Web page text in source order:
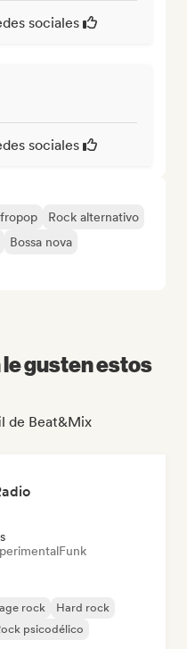
sociales
sociales
Rock alternativo
Bossa nova
gusten estos
de Beat&Mix
Funk
rock
Hard rock
psicodélico